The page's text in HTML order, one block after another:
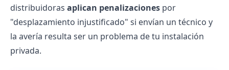
distribuidoras aplican penalizaciones por
"desplazamiento injustificado" si envían un técnico y
la avería resulta ser un problema de tu instalación
privada.